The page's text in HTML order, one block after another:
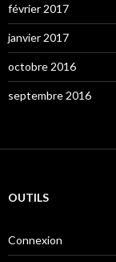
février 2017
janvier 2017
octobre 2016
septembre 2016
OUTILS
Connexion